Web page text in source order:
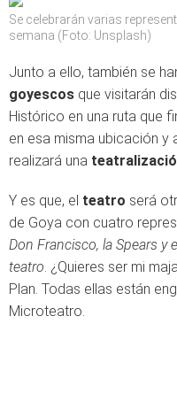
Se celebrarán varias
semana (Foto: Unsplash)
Junto a ello, también se
goyescos que visitarán
Histórico en una ruta que
en esa misma ubicación y
realizará una
Y es que, el teatro será
de Goya con cuatro
Don Francisco, la Spears y
teatro. ¿Quieres ser mi
Plan. Todas ellas están
Microteatro.